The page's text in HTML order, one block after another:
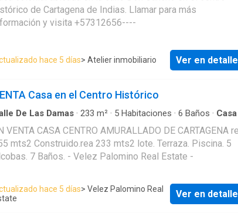
de Cartagena de Indias. Llamar para más
y visita +57312656----
hace 5 días> Atelier inmobiliario Ver en detalle
Casa en el Centro Histórico
De Las Damas · 233 m² · 5 Habitaciones · 6 Baños · Casa
· Cuarto de servicio·Piscina
CASA CENTRO AMURALLADO DE CARTAGENA rea
mts2 Construido.rea 233 mts2 lote. Terraza. Piscina. 5
Alcobas. 7 Baños. - Velez Palomino Real Estate -
hace 5 días> Velez Palomino Real
Ver en detalle